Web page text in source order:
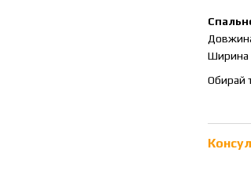
Ширина
Обирай